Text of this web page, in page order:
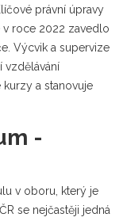
právní úpravy
v roce 2022 zavedlo
. Výcvik a supervize
vzdělávání
kurzy a stanovuje
-
v oboru, který je
se nejčastěji jedná